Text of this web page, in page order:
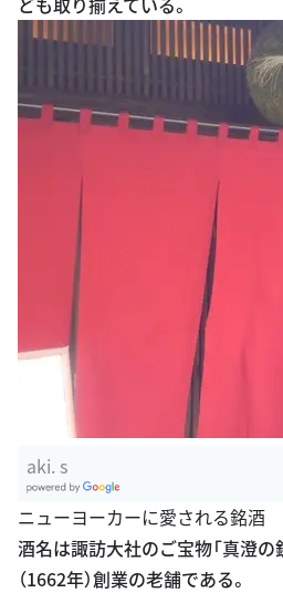
aki. s
oogle Plac
es
ニューヨーカーに愛される銘酒
酒名は諏訪大社のご宝物「真澄の
（1662年）創業の老舗である。